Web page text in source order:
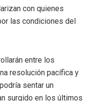
con quienes
las condiciones del
entre los
resolución pacífica y
sentar un
surgido en los últimos